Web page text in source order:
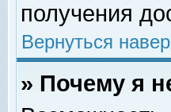
получения
Вернуться
» Почему я